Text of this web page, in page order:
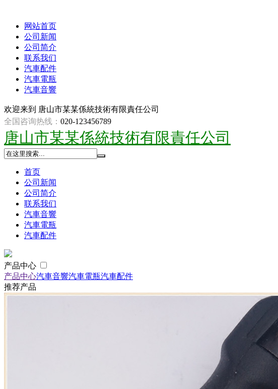
网站首页
公司新闻
公司简介
联系我们
汽車配件
汽車電瓶
汽車音響
欢迎来到 唐山市某某係統技術有限責任公司
全国咨询热线： 020-123456789
唐山市某某係統技術有限責任公司
首页
公司新闻
公司简介
联系我们
汽車音響
汽車電瓶
汽車配件
产品中心
产品中心汽車音響汽車電瓶汽車配件
推荐产品